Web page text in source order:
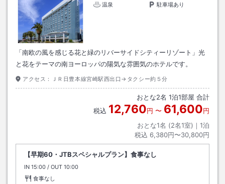
温泉
駐車場あり
「南欧の風を感じる花と緑のリバーサイドシティーリゾート」光
と花をテーマの南ヨーロッパの陽気な雰囲気のホテルです。
アクセス： ＪＲ日豊本線宮崎駅西出口→タクシー約５分
おとな2名 1泊1部屋 合計
税込 12,760円 〜 61,600円
おとな1名 (2名1室)｜ 1泊
税込 6,380円〜30,800円
【早期60・JTBスペシャルプラン】食事なし
IN チェックイン
15:00 / OUT チェックアウト
10:00
食事なし